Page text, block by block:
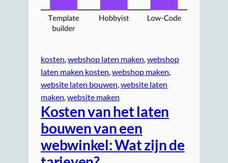
kosten, webshop laten maken, webshop
laten maken kosten, webshop maken
website laten bouwen, website laten
maken, website maken
Kosten van het laten
bouwen van een
webwinkel: Wat zijn de